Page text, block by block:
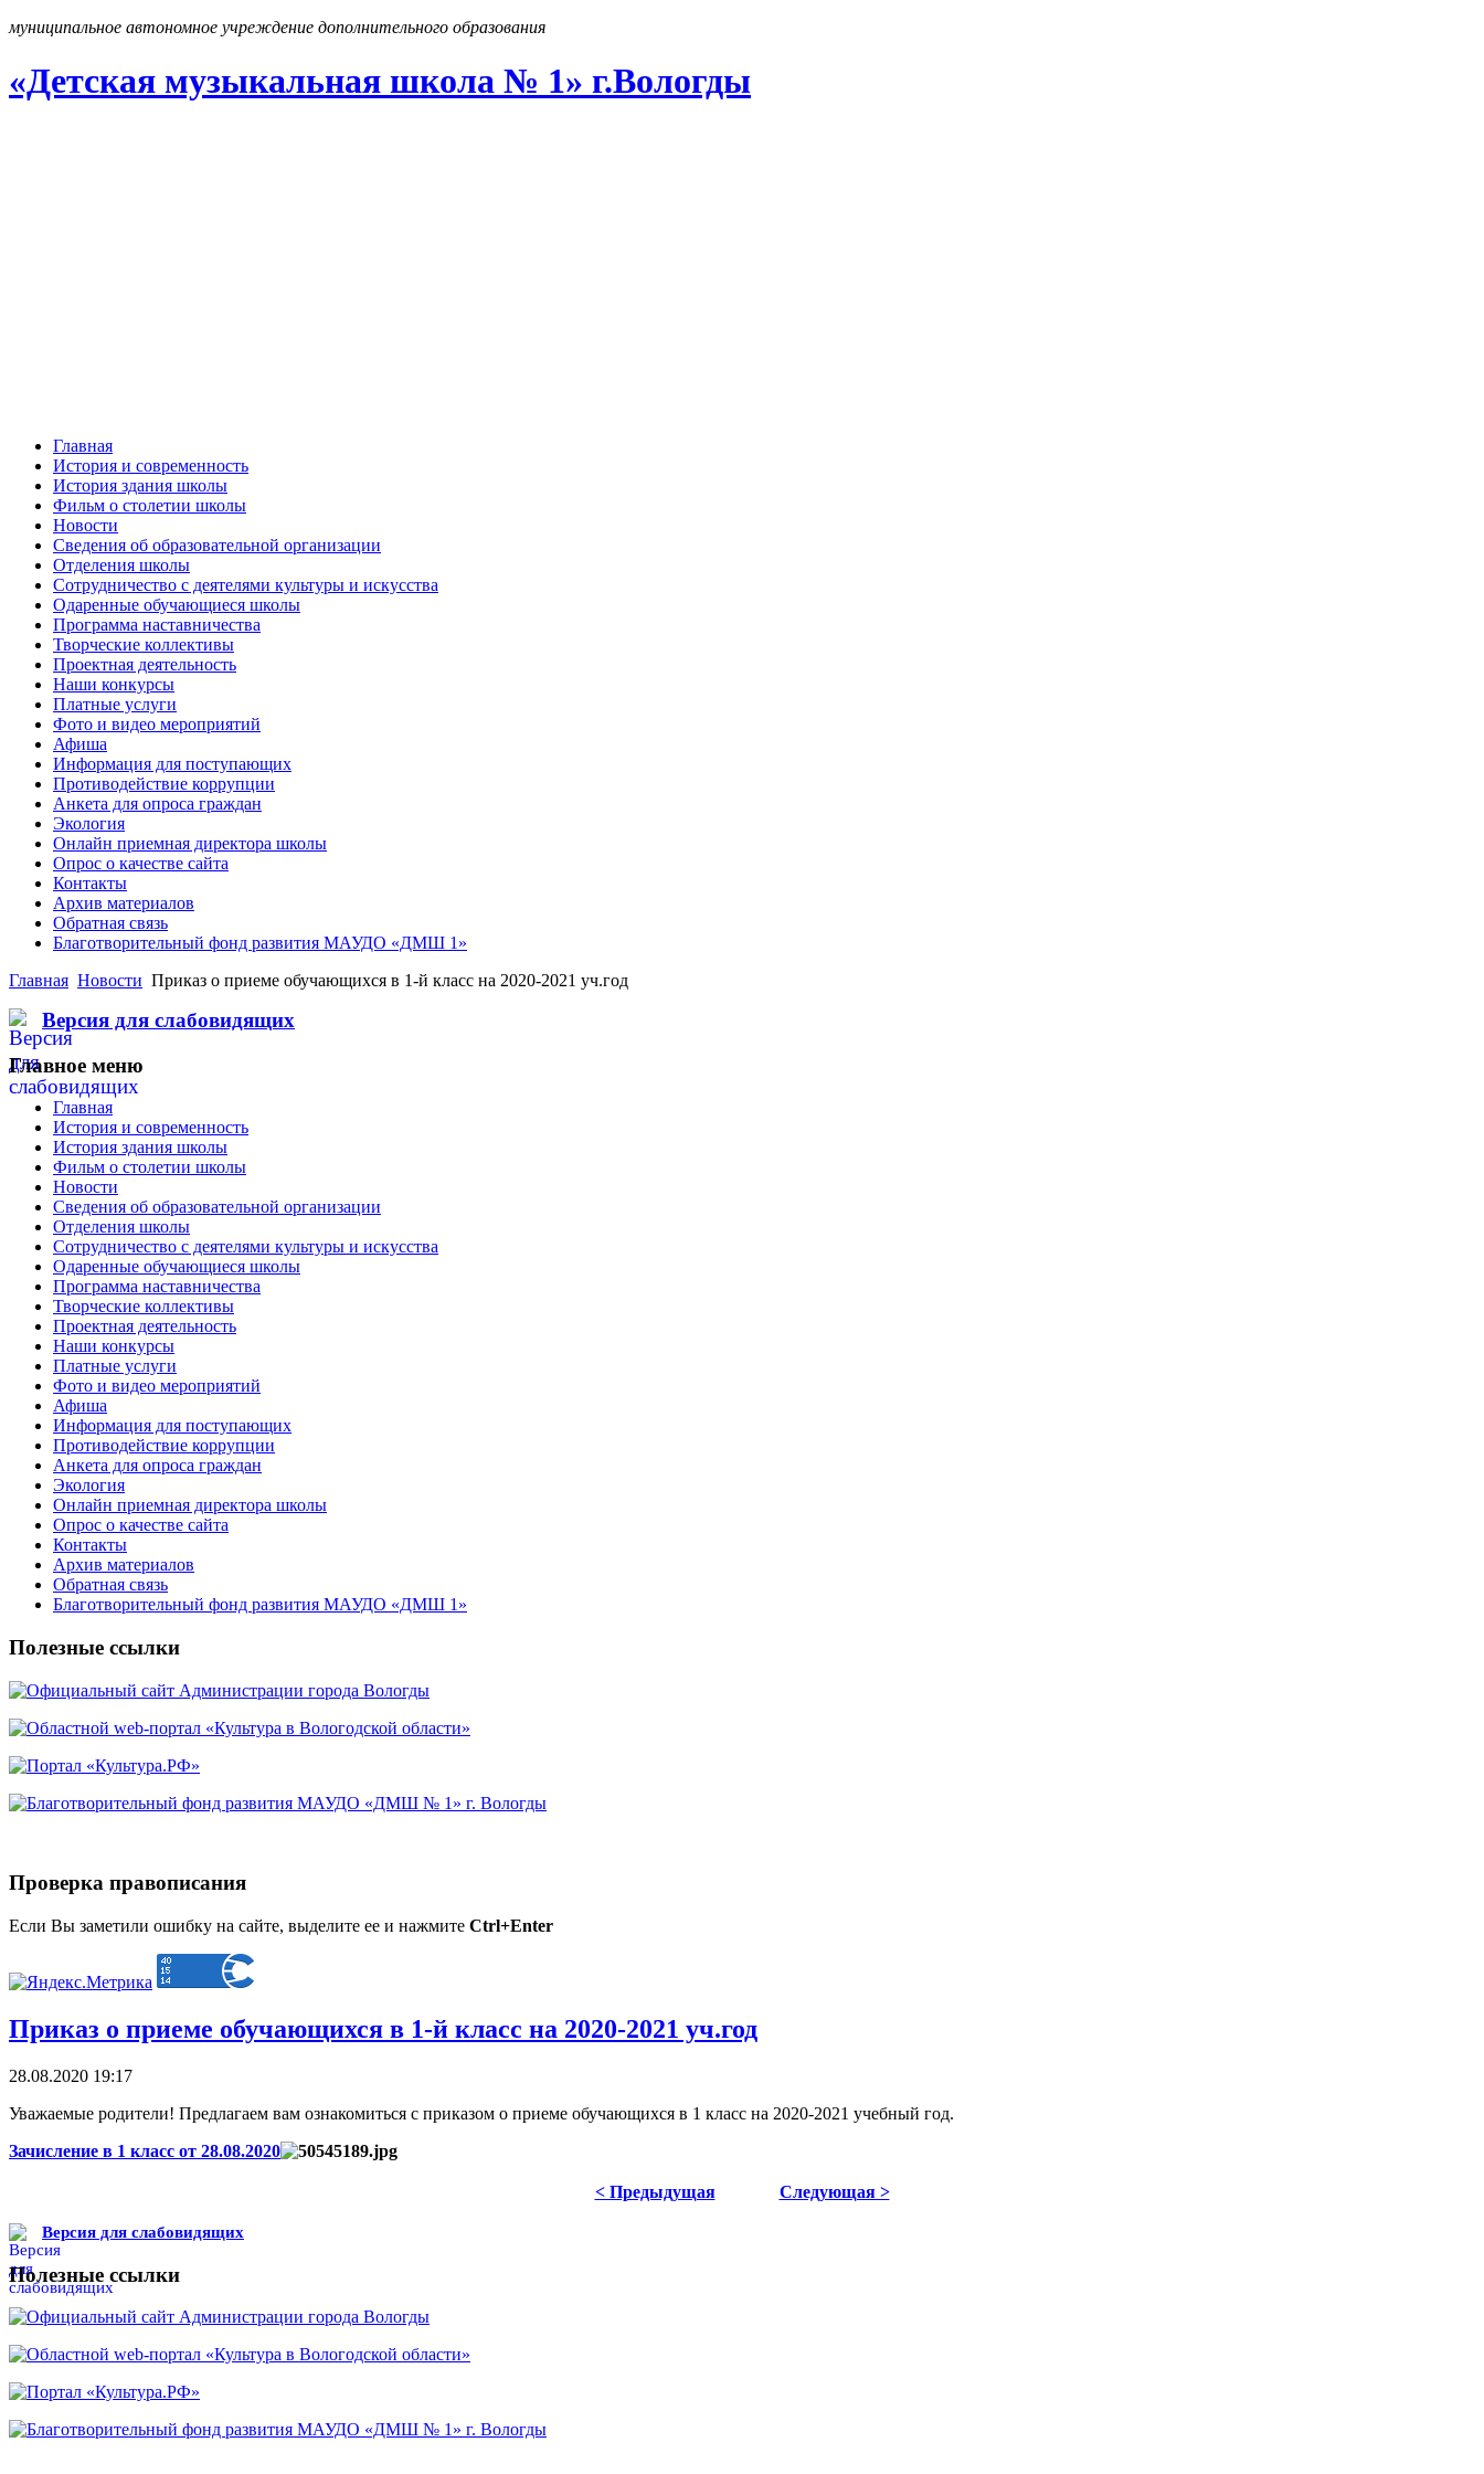
муниципальное автономное учреждение дополнительного образования
«Детская музыкальная школа № 1» г.Вологды
Главная
История и современность
История здания школы
Фильм о столетии школы
Новости
Сведения об образовательной организации
Отделения школы
Сотрудничество с деятелями культуры и искусства
Одаренные обучающиеся школы
Программа наставничества
Творческие коллективы
Проектная деятельность
Наши конкурсы
Платные услуги
Фото и видео мероприятий
Афиша
Информация для поступающих
Противодействие коррупции
Анкета для опроса граждан
Экология
Онлайн приемная директора школы
Опрос о качестве сайта
Контакты
Архив материалов
Обратная связь
Благотворительный фонд развития МАУДО «ДМШ 1»
Главная Новости Приказ о приеме обучающихся в 1-й класс на 2020-2021 уч.год
Версия для слабовидящих
Главное меню
Главная
История и современность
История здания школы
Фильм о столетии школы
Новости
Сведения об образовательной организации
Отделения школы
Сотрудничество с деятелями культуры и искусства
Одаренные обучающиеся школы
Программа наставничества
Творческие коллективы
Проектная деятельность
Наши конкурсы
Платные услуги
Фото и видео мероприятий
Афиша
Информация для поступающих
Противодействие коррупции
Анкета для опроса граждан
Экология
Онлайн приемная директора школы
Опрос о качестве сайта
Контакты
Архив материалов
Обратная связь
Благотворительный фонд развития МАУДО «ДМШ 1»
Полезные ссылки
Проверка правописания
Если Вы заметили ошибку на сайте, выделите ее и нажмите Ctrl+Enter
Приказ о приеме обучающихся в 1-й класс на 2020-2021 уч.год
28.08.2020 19:17
Уважаемые родители! Предлагаем вам ознакомиться с приказом о приеме обучающихся в 1 класс на 2020-2021 учебный год.
Зачисление в 1 класс от 28.08.2020
< Предыдущая Следующая >
Версия для слабовидящих
Полезные ссылки